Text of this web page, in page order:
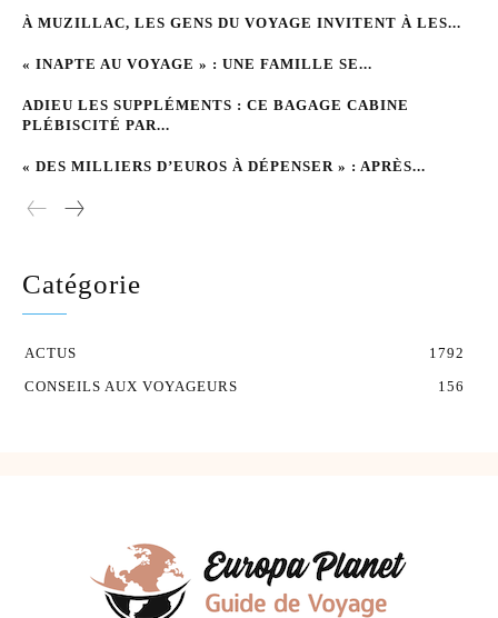
À MUZILLAC, LES GENS DU VOYAGE INVITENT À LES...
« INAPTE AU VOYAGE » : UNE FAMILLE SE...
ADIEU LES SUPPLÉMENTS : CE BAGAGE CABINE
PLÉBISCITÉ PAR...
« DES MILLIERS D’EUROS À DÉPENSER » : APRÈS...
Catégorie
ACTUS
1792
CONSEILS AUX VOYAGEURS
156